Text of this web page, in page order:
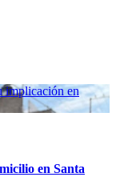
implicación en
en Santa